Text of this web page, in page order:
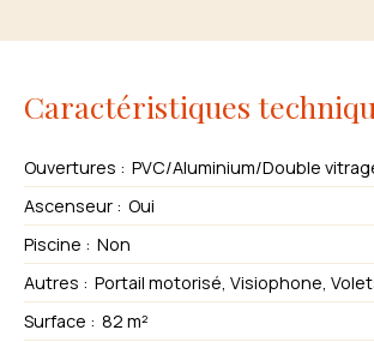
Caractéristiques
Ouvertures : PVC/Aluminium/Double
Ascenseur : Oui
Piscine : Non
Autres : Portail motorisé, Visiophone,
Surface : 82 m²